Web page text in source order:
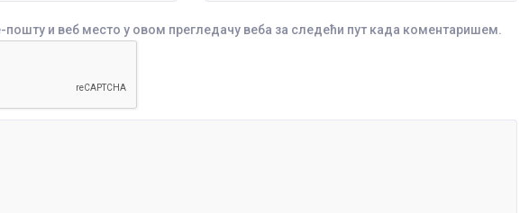
пошту и веб место у овом прегледачу веба за следећи пут када коментаришем.